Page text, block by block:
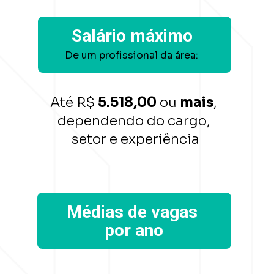
Salário máximo
De um profissional da área:
Até R$ 5.518,00 ou mais,
dependendo do cargo,
setor e experiência
Médias de vagas
por ano